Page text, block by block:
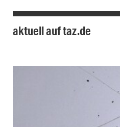
aktuell auf taz.de